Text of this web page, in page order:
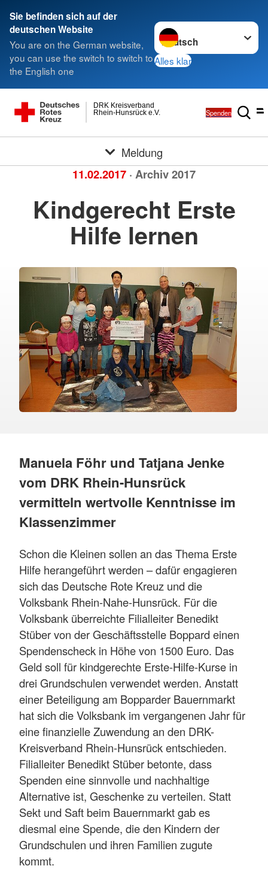
Sie befinden sich auf der
deutschen Website
You are on the German website,
you can use the switch to switch to
the English one
Sprache wechseln zu
Alles klar
Rhein-Hunsrück e.V.
DRK Kreisverband
Spenden
Meldung
11.02.2017 · Archiv 2017
Kindgerecht Erste
Hilfe lernen
Manuela Föhr und Tatjana Jenke
vom DRK Rhein-Hunsrück
vermitteln wertvolle Kenntnisse im
Klassenzimmer
Schon die Kleinen sollen an das Thema Erste
Hilfe herangeführt werden – dafür engagieren
sich das Deutsche Rote Kreuz und die
Volksbank Rhein-Nahe-Hunsrück. Für die
Volksbank überreichte Filialleiter Benedikt
Stüber von der Geschäftsstelle Boppard einen
Spendenscheck in Höhe von 1500 Euro. Das
Geld soll für kindgerechte Erste-Hilfe-Kurse in
drei Grundschulen verwendet werden. Anstatt
einer Beteiligung am Bopparder Bauernmarkt
hat sich die Volksbank im vergangenen Jahr für
eine finanzielle Zuwendung an den DRK-
Kreisverband Rhein-Hunsrück entschieden.
Filialleiter Benedikt Stüber betonte, dass
Spenden eine sinnvolle und nachhaltige
Alternative ist, Geschenke zu verteilen. Statt
Sekt und Saft beim Bauernmarkt gab es
diesmal eine Spende, die den Kindern der
Grundschulen und ihren Familien zugute
kommt.